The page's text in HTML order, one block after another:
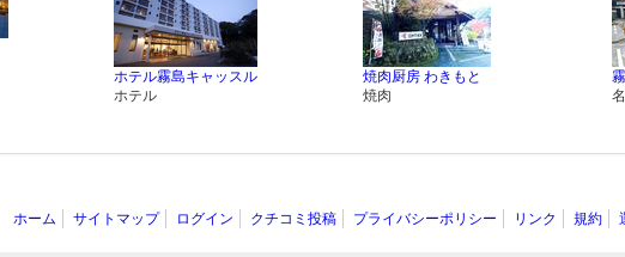
ホテル霧島キャッスル
ホテル
焼肉厨房 わきもと
焼肉
ホーム サイトマップ ログイン クチコミ投稿 プライバシーポリシー リンク 規約